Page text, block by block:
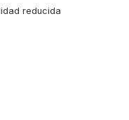
reducida